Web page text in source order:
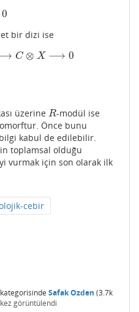
0
bir dizi ise
C ⊗ X ⟶ 0
⊗X⟶0
üzerine R
R -modül ise
Önce bunu
kabul de edilebilir.
toplamsal olduğu
vurmak için son olarak ilk
cebir
Safak Ozden (3.7k
kez görüntülendi